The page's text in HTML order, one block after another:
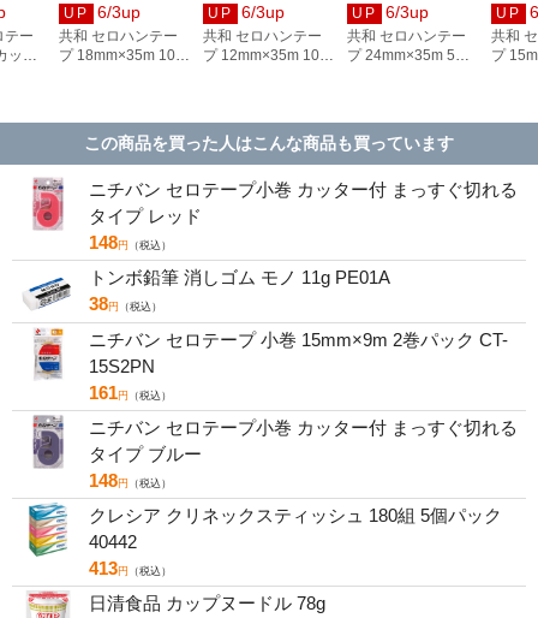
UP 6/3up
共和 セロハンテー
プ 18mm×35m 10巻
UP 6/3up
共和 セロハンテー
プ 12mm×35m 10巻
UP 6/3up
共和 セロハンテー
プ 24mm×35m 5巻
UP
共和
プ
テー
ッタ
この商品を買った人はこんな商品も買っています
ニチバン セロテープ小巻 カッター付 まっすぐ切れる
タイプ レッド
148円 （税込）
トンボ鉛筆 消しゴム モノ 11g PE01A
38円 （税込）
ニチバン セロテープ 小巻 15mm×9m 2巻パック CT-
15S2PN
161円 （税込）
ニチバン セロテープ小巻 カッター付 まっすぐ切れる
タイプ ブルー
148円 （税込）
クレシア クリネックスティッシュ 180組 5個パック
40442
413円 （税込）
日清食品 カップヌードル 78g